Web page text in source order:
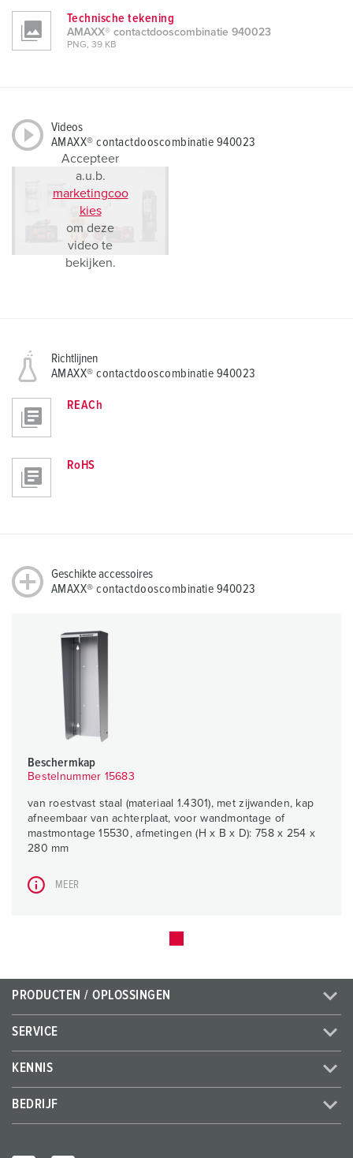
Technische tekening
AMAXX® contactdooscombinatie 940023
PNG, 39 KB
Videos
AMAXX® contactdooscombinatie 940023
Accepteer
a.u.b.
marketingcoo
kies
om deze
video te
bekijken.
Richtlijnen
AMAXX® contactdooscombinatie 940023
REACh
RoHS
Geschikte accessoires
AMAXX® contactdooscombinatie 940023
Beschermkap
Bestelnummer 15683
van roestvast staal (materiaal 1.4301), met zijwanden, kap
afneembaar van achterplaat, voor wandmontage of
mastmontage 15530, afmetingen (H x B x D): 758 x 254 x
280 mm
MEER
PRODUCTEN / OPLOSSINGEN
SERVICE
KENNIS
BEDRIJF